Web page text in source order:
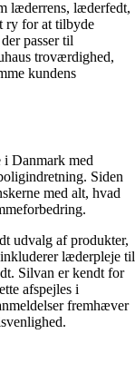
læderrens, læderfedt,
ry for at tilbyde
passer til
troværdighed,
kundens
i Danmark med
Siden
med alt, hvad
udvalg af produkter,
læderpleje til
Silvan er kendt for
afspejles i
fremhæver